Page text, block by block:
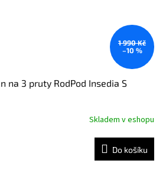
1 990 Kč
–10 %
na 3 pruty RodPod Insedia S
Skladem v eshopu
Do košíku